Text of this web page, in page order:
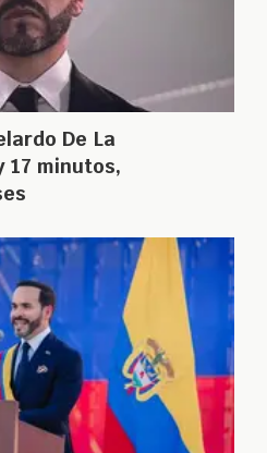
De La
17 minutos,